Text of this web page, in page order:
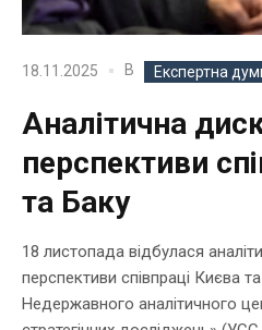
18.11.2025 В Експертна
Аналітична
перспективи
та Баку
18 листопада відбулася
перспективи співпраці Києва
Недержавного аналітичного